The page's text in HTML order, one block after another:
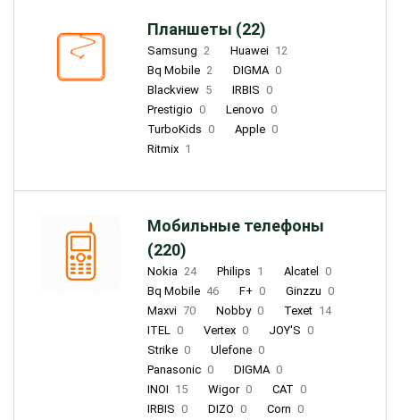
Планшеты (22)
Samsung 2 Huawei 12
Bq Mobile 2 DIGMA 0
Blackview 5 IRBIS 0
Prestigio 0 Lenovo 0
TurboKids 0 Apple 0
Ritmix 1
Мобильные телефоны
(220)
Nokia 24 Philips 1 Alcatel
0
Bq Mobile 46 F+ 0 Ginzzu 0
Maxvi 70 Nobby 0 Texet 14
ITEL 0 Vertex 0 JOY'S 0
Strike 0 Ulefone 0
Panasonic 0 DIGMA 0
INOI 15 Wigor 0 CAT 0
IRBIS 0 DIZO 0 Corn 0